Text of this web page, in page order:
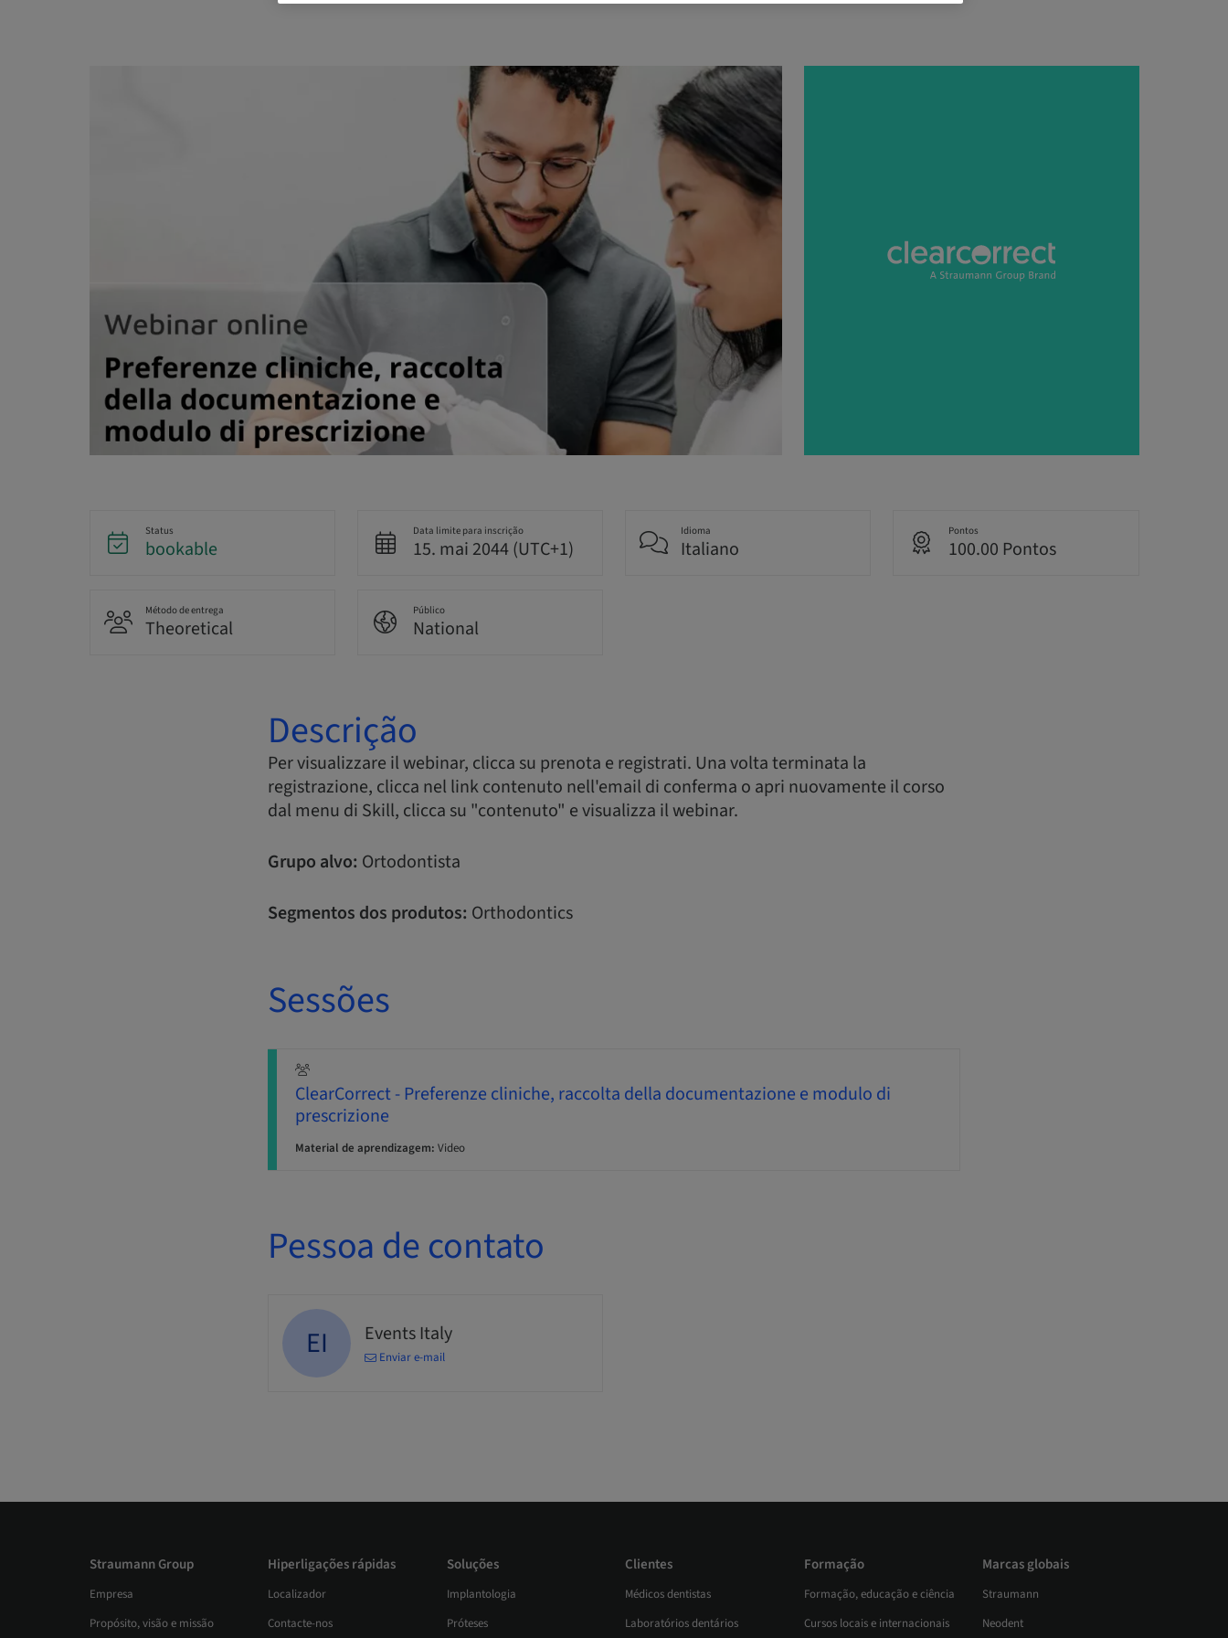
Status
bookable
Data limite para inscrição
15. mai 2044 (UTC+1)
Idioma
Italiano
Pontos
100.00 Pontos
Método de entrega
Theoretical
Público
National
Descrição
Per visualizzare il webinar, clicca su prenota e registrati. Una volta terminata la
registrazione, clicca nel link contenuto nell'email di conferma o apri nuovamente il corso
dal menu di Skill, clicca su "contenuto" e visualizza il webinar.
Grupo alvo: Ortodontista
Segmentos dos produtos: Orthodontics
Sessões
ClearCorrect - Preferenze cliniche, raccolta della documentazione e modulo di
prescrizione
Material de aprendizagem: Video
Pessoa de contato
EI Events Italy
Enviar e-mail
Straumann Group
Empresa
Propósito, visão e missão
Hiperligações rápidas
Localizador
Contacte-nos
Soluções
Implantologia
Próteses
Clientes
Médicos dentistas
Laboratórios dentários
Formação
Formação, educação e ciência
Cursos locais e internacionais
Marcas globais
Straumann
Neodent